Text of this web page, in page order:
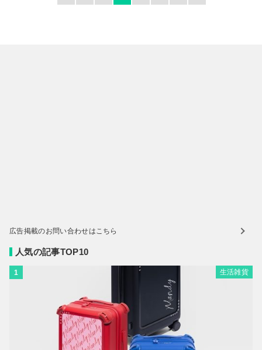
広告掲載のお問い合わせはこちら
人気の記事TOP10
1 生活雑貨